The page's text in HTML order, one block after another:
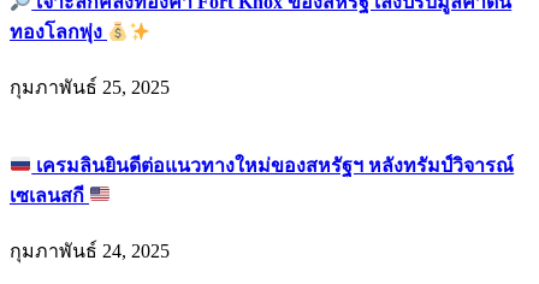
ทองโลกพุ่ง
กุมภาพันธ์ 25, 2025
เครมลินยินดีต่อแนวทางใหม่ของสหรัฐฯ หลังทรัมป์วิจารณ์
เซเลนสกี
กุมภาพันธ์ 24, 2025